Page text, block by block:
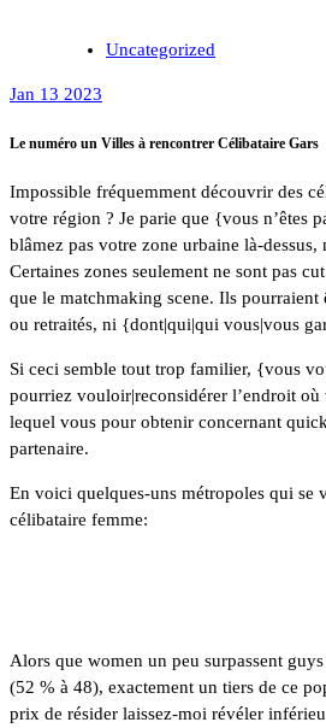
Uncategorized
Jan 13 2023
Le numéro un Villes à rencontrer Célibataire Gars
Impossible fréquemment découvrir des
votre région ? Je parie que {vous n’êtes
blâmez pas votre zone urbaine là-dessus,
Certaines zones seulement ne sont pas
que le matchmaking scene. Ils pourraient
ou retraités, ni {dont|qui|qui vous|vous
Si ceci semble tout trop familier, {vous
pourriez vouloir|reconsidérer l’endroit où
lequel vous pour obtenir concernant
partenaire.
En voici quelques-uns métropoles qui se
célibataire femme:
Alors que women un peu surpassent
(52 % à 48), exactement un tiers de ce
prix de résider laissez-moi révéler